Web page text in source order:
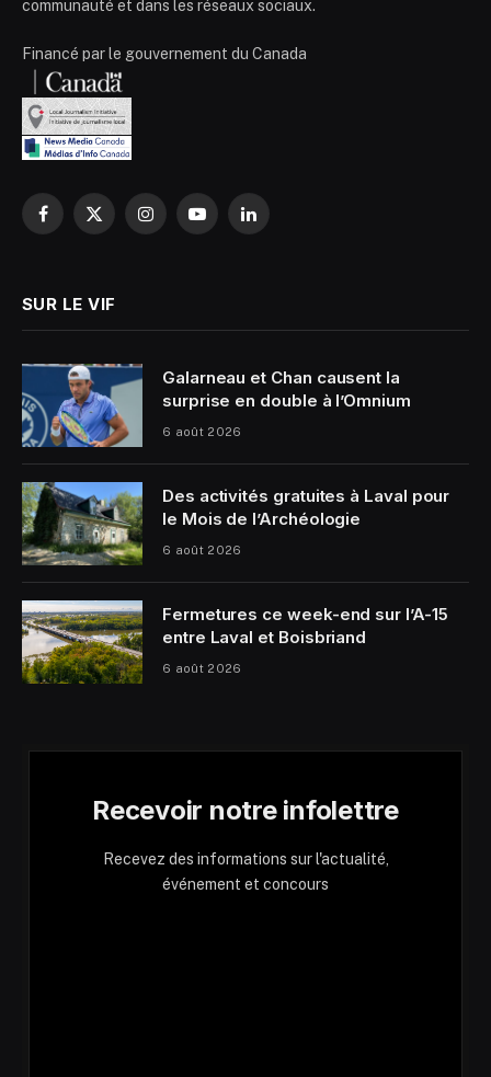
communauté et dans les réseaux sociaux.
Financé par le gouvernement du Canada
Facebook
X
InstagramYouTubeLinkedIn
SUR LE VIF
Galarneau et Chan causent la
surprise en double à l’Omnium
6 août 2026
Des activités gratuites à Laval pour
le Mois de l’Archéologie
6 août 2026
Fermetures ce week-end sur l’A-15
entre Laval et Boisbriand
6 août 2026
Recevoir notre infolettre
Recevez des informations sur l'actualité,
événement et concours